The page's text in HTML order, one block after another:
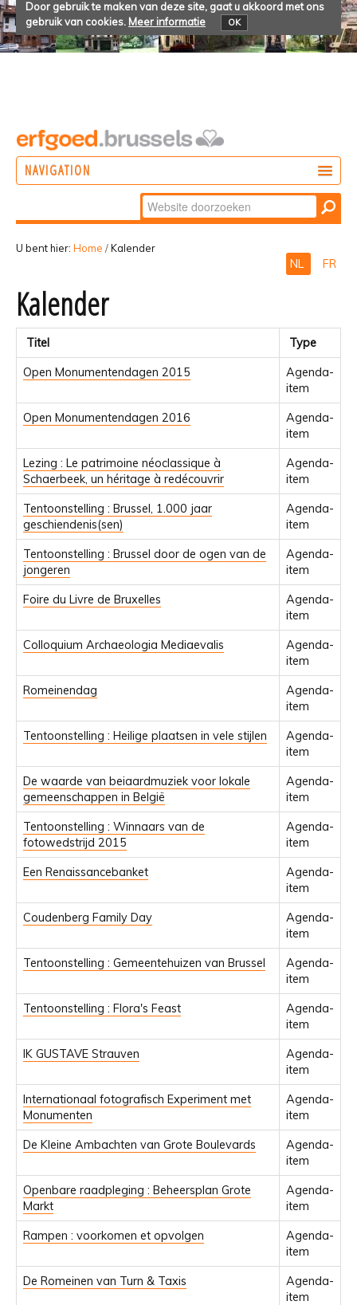
Door gebruik te maken van deze site, gaat u akkoord met ons
gebruik van cookies. Meer informatie OK
NAVIGATION
Zoek
Geavanceerd
zoeken...
U bent hier: Home /Kalender
NL FR
Kalender
Titel Type
Open Monumentendagen 2015
Agenda-
item
Open Monumentendagen 2016
Agenda-
item
Lezing : Le patrimoine néoclassique à
Schaerbeek, un héritage à redécouvrir
Agenda-
item
Tentoonstelling : Brussel, 1.000 jaar
geschiendenis(sen)
Agenda-
item
Tentoonstelling : Brussel door de ogen van de
jongeren
Agenda-
item
Foire du Livre de Bruxelles
Agenda-
item
Colloquium Archaeologia Mediaevalis
Agenda-
item
Romeinendag
Agenda-
item
Tentoonstelling : Heilige plaatsen in vele stijlen
Agenda-
item
De waarde van beiaardmuziek voor lokale
gemeenschappen in België
Agenda-
item
Tentoonstelling : Winnaars van de
fotowedstrijd 2015
Agenda-
item
Een Renaissancebanket
Agenda-
item
Coudenberg Family Day
Agenda-
item
Tentoonstelling : Gemeentehuizen van Brussel
Agenda-
item
Tentoonstelling : Flora's Feast
Agenda-
item
IK GUSTAVE Strauven
Agenda-
item
Internationaal fotografisch Experiment met
Monumenten
Agenda-
item
De Kleine Ambachten van Grote Boulevards
Agenda-
item
Openbare raadpleging : Beheersplan Grote
Markt
Agenda-
item
Rampen : voorkomen et opvolgen
Agenda-
item
De Romeinen van Turn & Taxis
Agenda-
item